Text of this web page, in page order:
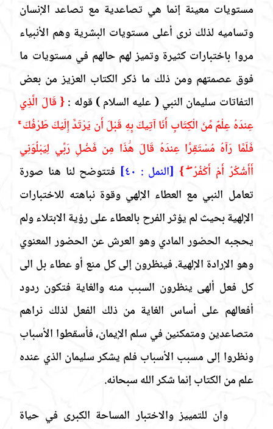
مستويات معينة إنما هي تصاعدية مع تصاعد الإنسان
وتساميه لذلك نرى أعلى مستويات البشرية وهم الأنبياء
مروا باختبارات كثيرة وتميز لهم حالهم في مستويات ما
فوق عصمتهم ومن ذلك ما ذكر الكتاب العزيز من بعض
التفاتات سليمان النبي( عليه السلام) قوله :{ قَالَ الَّذِي
عِندَهُ عِلْمٌ مِّنَ الْكِتَابِ أَنَا آتِيكَ بِهِ قَبْلَ أَن يَرْتَدَّ إِلَيْكَ طَرْفُكَ ۚ
فَلَمَّا رَآهُ مُسْتَقِرًّا عِندَهُ قَالَ هَٰذَا مِن فَضْلِ رَبِّي لِيَبْلُوَنِي
أَأَشْكُرُ أَمْ أَكْفُرُ ۖ } [النمل : ٤٠]
فتتوضح لنا هنا صورة
تعامل النبي مع العطاء الإلهي وقوة نباهته للاختبارات
الإلهية بحيث لم يؤثر الفرح بالعطاء على رؤية الابتلاء ولم
يحجبه الحضور المادي وهو العرش عن الحضور المعنوي
وهو الإرادة الإلهية. فينظرون إلى كل منع أو عطاء بل الى
كل فعل ألهى ينظرون السبب منه والغاية فتكون ردود
أفعالهم على أساس الغاية من ذلك الفعل لذلك نراهم
متصاعدين ومتمكنين في سلم الإيمان، فأسقطوا الأسباب
ونظروا إلى مسبب الأسباب فلم يشكر سليمان الذي عنده
علم من الكتاب إنما شكر الله سبحانه.
وان للتمييز والاختبار المساحة الكبرى في حياة